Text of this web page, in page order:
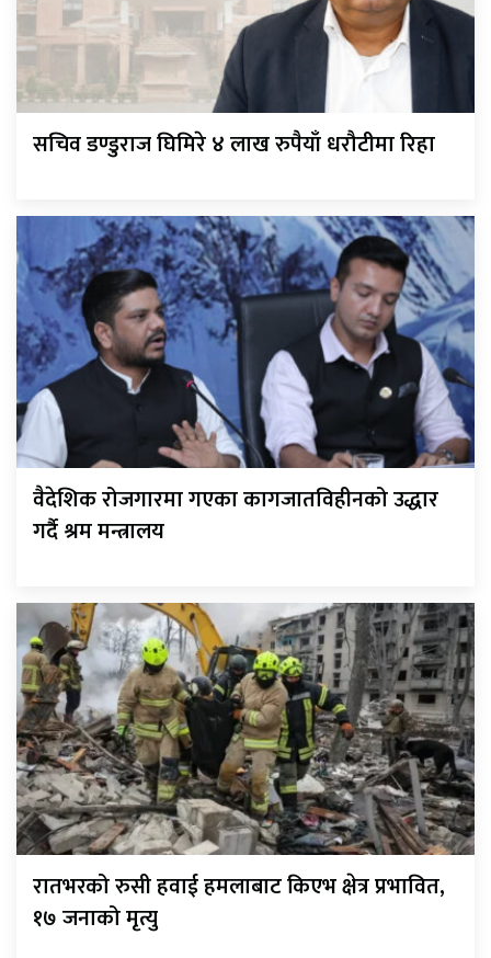
सचिव डण्डुराज घिमिरे ४ लाख रुपैयाँ धरौटीमा रिहा
वैदेशिक रोजगारमा गएका कागजातविहीनको उद्धार
गर्दै श्रम मन्त्रालय
रातभरको रुसी हवाई हमलाबाट किएभ क्षेत्र प्रभावित,
१७ जनाको मृत्यु